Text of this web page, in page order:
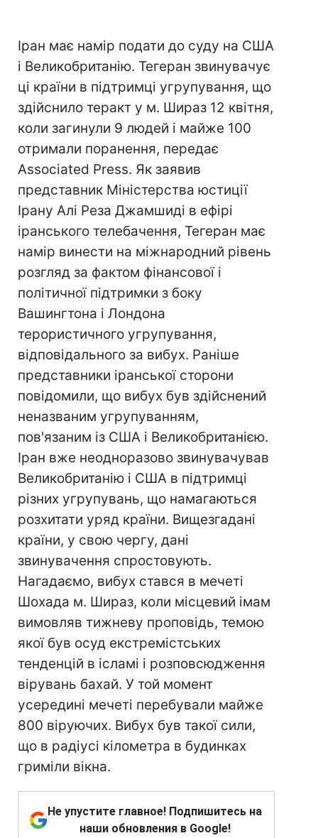
Іран має намір подати до суду на США
і Великобританію. Тегеран звинувачує
ці країни в підтримці угрупування, що
здійснило теракт у м. Шираз 12 квітня,
коли загинули 9 людей і майже 100
отримали поранення, передає
Associated Press. Як заявив
представник Міністерства юстиції
Ірану Алі Реза Джамшиді в ефірі
іранського телебачення, Тегеран має
намір винести на міжнародний рівень
розгляд за фактом фінансової і
політичної підтримки з боку
Вашингтона і Лондона
терористичного угрупування,
відповідального за вибух. Раніше
представники іранської сторони
повідомили, що вибух був здійснений
неназваним угрупуванням,
пов'язаним із США і Великобританією.
Іран вже неодноразово звинувачував
Великобританію і США в підтримці
різних угрупувань, що намагаються
розхитати уряд країни. Вищезгадані
країни, у свою чергу, дані
звинувачення спростовують.
Нагадаємо, вибух стався в мечеті
Шохада м. Шираз, коли місцевий імам
вимовляв тижневу проповідь, темою
якої був осуд екстремістських
тенденцій в ісламі і розповсюдження
вірувань бахай. У той момент
усередині мечеті перебували майже
800 віруючих. Вибух був такої сили,
що в радіусі кілометра в будинках
гриміли вікна.
Не упустите главное! Подпишитесь на
наши обновления в Google!